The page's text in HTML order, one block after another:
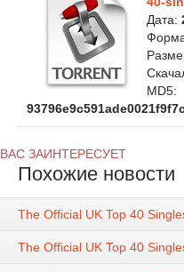
Дата:
MD5:
ВАС ЗАИНТЕРЕСУЕТ
Похожие новости
The Official UK Top 40
The Official UK Top 40